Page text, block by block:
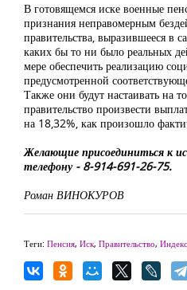
В готовящемся иске военные
признания неправомерным
правительства, выразившееся в
каких бы то ни было реальных
мере обеспечить реализацию
предусмотренной
Также они будут настаивать на
правительство произвести
на 18,32%, как произошло
Желающие присоединиться к
телефону - 8-914-691-26-75.
Роман ВИНОКУРОВ
Теги: Пенсия, Иск, Правительство,